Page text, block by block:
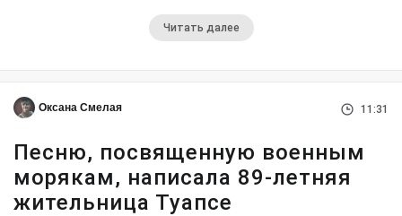
Читать далее
Оксана Смелая 11:31
Песню, посвященную военным
морякам, написала 89-летняя
жительница Туапсе